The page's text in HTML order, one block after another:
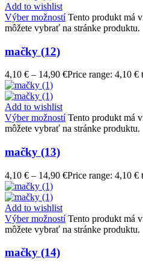
Add to wishlist
Výber možností Tento produkt má
môžete vybrať na stránke produktu.
mačky (12)
4,10 € – 14,90 €Price range: 4,10 €
Add to wishlist
Výber možností Tento produkt má
môžete vybrať na stránke produktu.
mačky (13)
4,10 € – 14,90 €Price range: 4,10 €
Add to wishlist
Výber možností Tento produkt má
môžete vybrať na stránke produktu.
mačky (14)